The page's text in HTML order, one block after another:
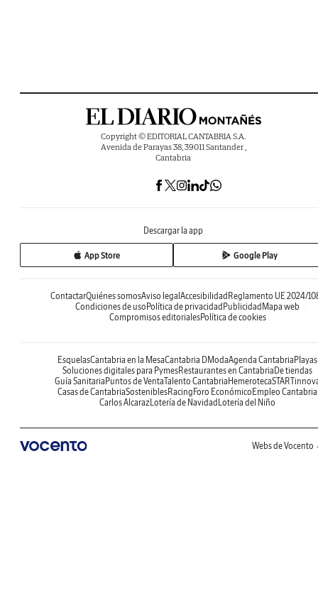
Copyright © EDITORIAL CANTABRIA S.A.
Avenida de Parayas 38, 39011 Santander ,
Cantabria
Descargar la app
App Store Google Play
ContactarQuiénes somosAviso legal Accesibilidad Reglamento UE 2024/
Condiciones de uso Política de privacidad Publicidad Mapa web
Compromisos editorialesPolítica de cookies
EsquelasCantabria en la MesaCantabria DModaAgenda Cantabria Playas
Soluciones digitales para PymesRestaurantes en Cantabria De tiendas
Guía Sanitaria Puntos de VentaTalento Cantabria Hemeroteca
Casas de CantabriaSosteniblesRacing Foro Económico Empleo Cantabria
Carlos AlcarazLotería de Navidad Lotería del Niño
Webs de Vocento